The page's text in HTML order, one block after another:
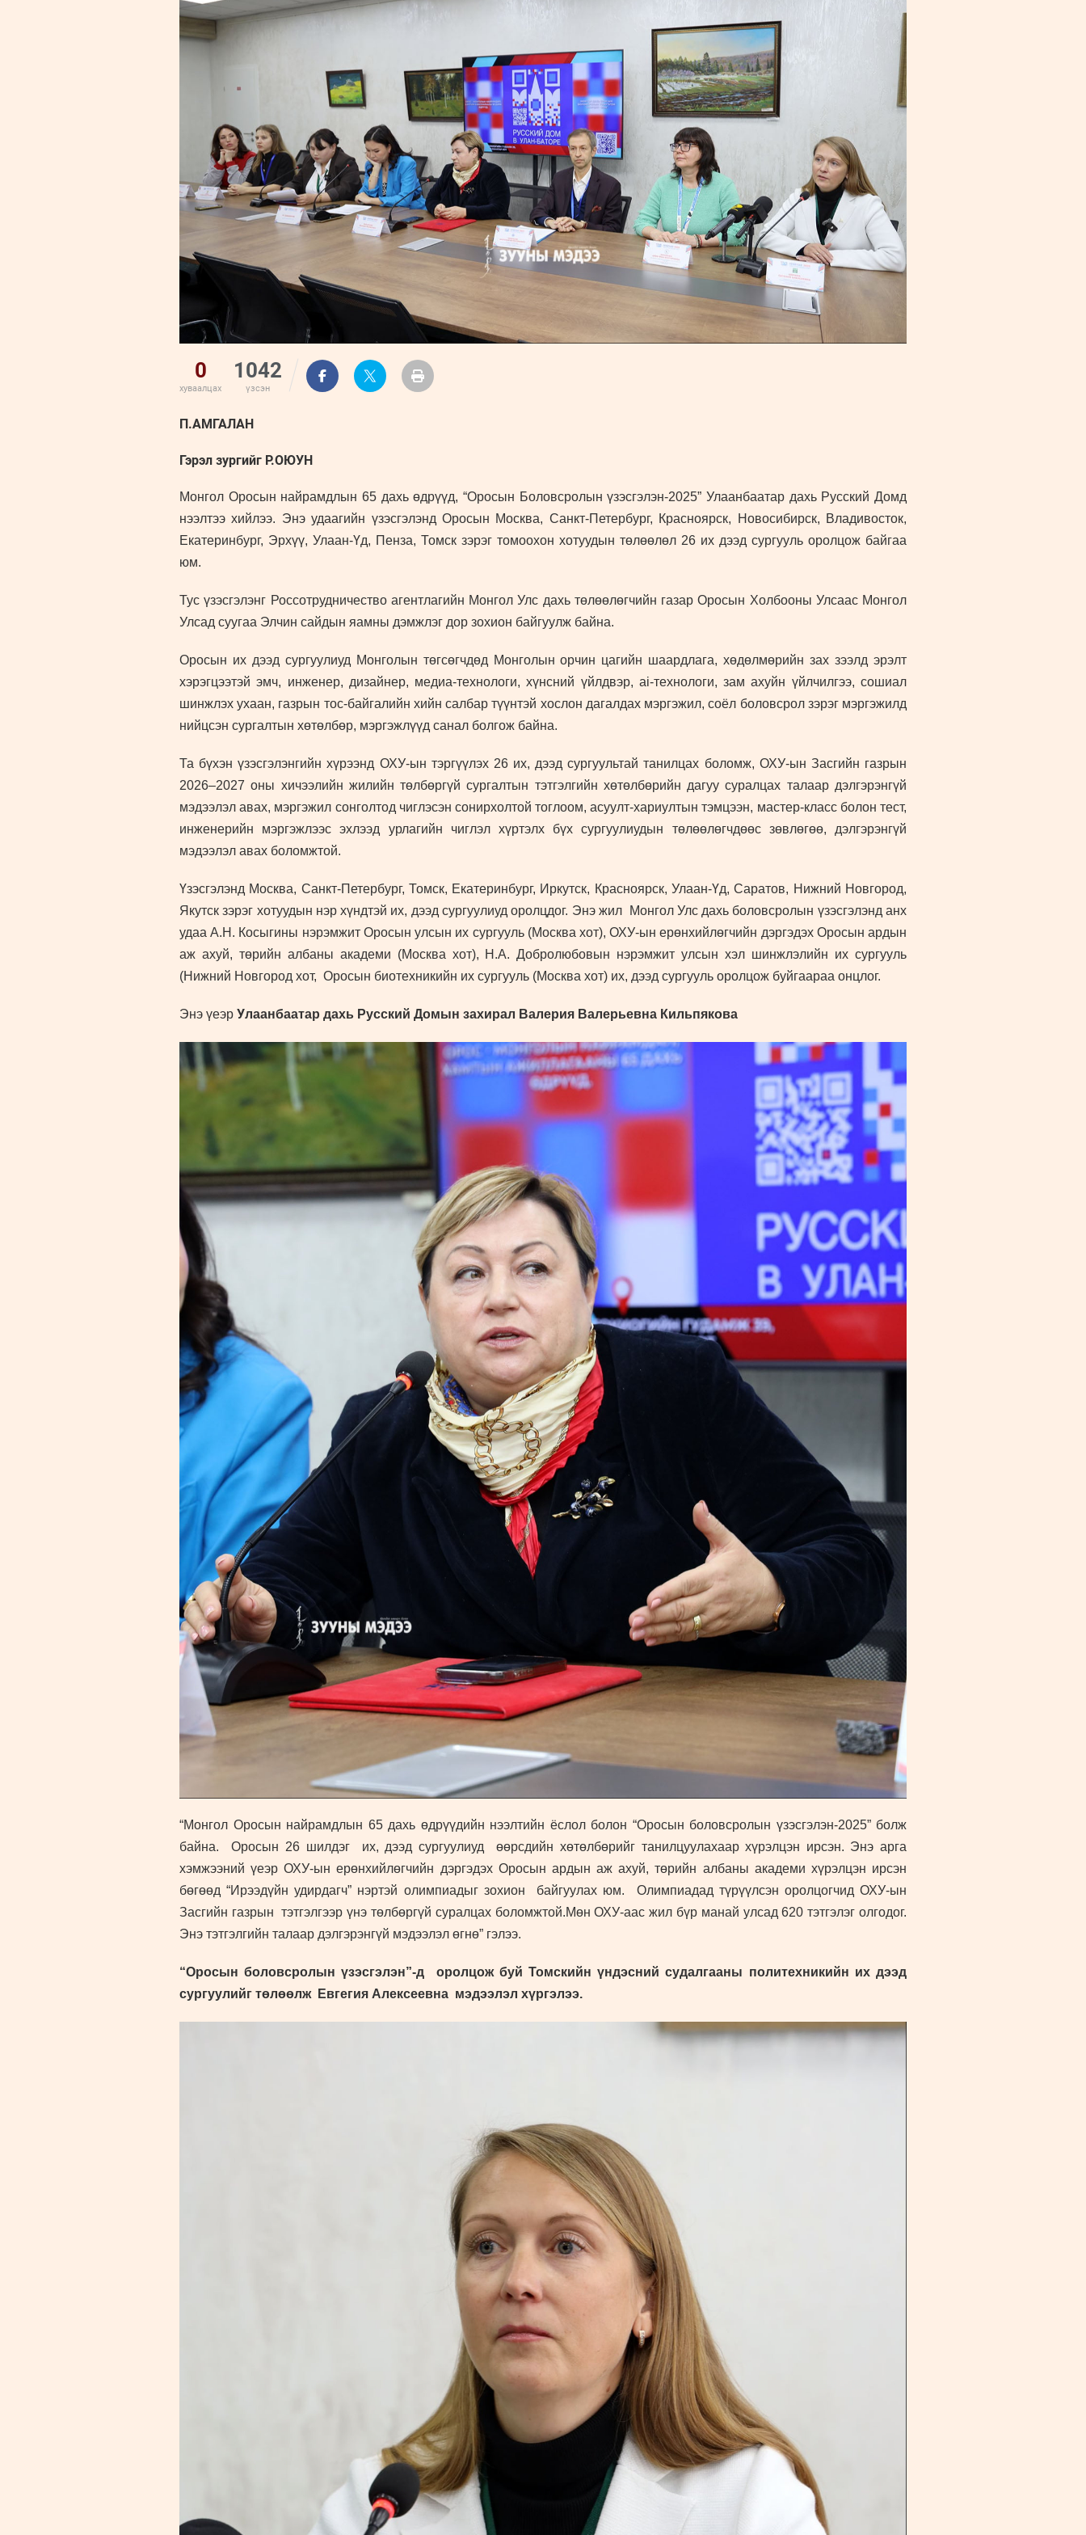
0
хуваалцах
1042
үзсэн
П.АМГАЛАН
Гэрэл зургийг Р.ОЮУН
Монгол Оросын найрамдлын 65 дахь өдрүүд, “Оросын Боловсролын үзэсгэлэн-2025” Улаанбаатар дахь Русский Домд
нээлтээ хийлээ. Энэ удаагийн үзэсгэлэнд Оросын Москва, Санкт-Петербург, Красноярск, Новосибирск, Владивосток,
Екатеринбург, Эрхүү, Улаан-Үд, Пенза, Томск зэрэг томоохон хотуудын төлөөлөл 26 их дээд сургууль оролцож байгаа
юм.
Тус үзэсгэлэнг Россотрудничество агентлагийн Монгол Улс дахь төлөөлөгчийн газар Оросын Холбооны Улсаас Монгол
Улсад суугаа Элчин сайдын яамны дэмжлэг дор зохион байгуулж байна.
Оросын их дээд сургуулиуд Монголын төгсөгчдөд Монголын орчин цагийн шаардлага, хөдөлмөрийн зах зээлд эрэлт
хэрэгцээтэй эмч, инженер, дизайнер, медиа-технологи, хүнсний үйлдвэр, ai-технологи, зам ахуйн үйлчилгээ, сошиал
шинжлэх ухаан, газрын тос-байгалийн хийн салбар түүнтэй хослон дагалдах мэргэжил, соёл боловсрол зэрэг мэргэжилд
нийцсэн сургалтын хөтөлбөр, мэргэжлүүд санал болгож байна.
Та бүхэн үзэсгэлэнгийн хүрээнд ОХУ-ын тэргүүлэх 26 их, дээд сургуультай танилцах боломж, ОХУ-ын Засгийн газрын
2026–2027 оны хичээлийн жилийн төлбөргүй сургалтын тэтгэлгийн хөтөлбөрийн дагуу суралцах талаар дэлгэрэнгүй
мэдээлэл авах, мэргэжил сонголтод чиглэсэн сонирхолтой тоглоом, асуулт-хариултын тэмцээн, мастер-класс болон тест,
инженерийн мэргэжлээс эхлээд урлагийн чиглэл хүртэлх бүх сургуулиудын төлөөлөгчдөөс зөвлөгөө, дэлгэрэнгүй
мэдээлэл авах боломжтой.
Үзэсгэлэнд Москва, Санкт-Петербург, Томск, Екатеринбург, Иркутск, Красноярск, Улаан-Үд, Саратов, Нижний Новгород,
Якутск зэрэг хотуудын нэр хүндтэй их, дээд сургуулиуд оролцдог. Энэ жил Монгол Улс дахь боловсролын үзэсгэлэнд анх
удаа А.Н. Косыгины нэрэмжит Оросын улсын их сургууль (Москва хот), ОХУ-ын ерөнхийлөгчийн дэргэдэх Оросын ардын
аж ахуй, төрийн албаны академи (Москва хот), Н.А. Добролюбовын нэрэмжит улсын хэл шинжлэлийн их сургууль
(Нижний Новгород хот, Оросын биотехникийн их сургууль (Москва хот) их, дээд сургууль оролцож буйгаараа онцлог.
Энэ үеэр Улаанбаатар дахь Русский Домын захирал Валерия Валерьевна Кильпякова
“Монгол Оросын найрамдлын 65 дахь өдрүүдийн нээлтийн ёслол болон “Оросын боловсролын үзэсгэлэн-2025” болж
байна. Оросын 26 шилдэг их, дээд сургуулиуд өөрсдийн хөтөлбөрийг танилцуулахаар хүрэлцэн ирсэн. Энэ арга
хэмжээний үеэр ОХУ-ын ерөнхийлөгчийн дэргэдэх Оросын ардын аж ахуй, төрийн албаны академи хүрэлцэн ирсэн
бөгөөд “Ирээдүйн удирдагч” нэртэй олимпиадыг зохион байгуулах юм. Олимпиадад түрүүлсэн оролцогчид ОХУ-ын
Засгийн газрын тэтгэлгээр үнэ төлбөргүй суралцах боломжтой.Мөн ОХУ-аас жил бүр манай улсад 620 тэтгэлэг олгодог.
Энэ тэтгэлгийн талаар дэлгэрэнгүй мэдээлэл өгнө” гэлээ.
“Оросын боловсролын үзэсгэлэн”-д оролцож буй Томскийн үндэсний судалгааны политехникийн их дээд
сургуулийг төлөөлж Евгегия Алексеевна мэдээлэл хүргэлээ.